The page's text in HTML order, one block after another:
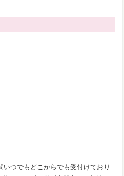
つでもどこからでも受付けており